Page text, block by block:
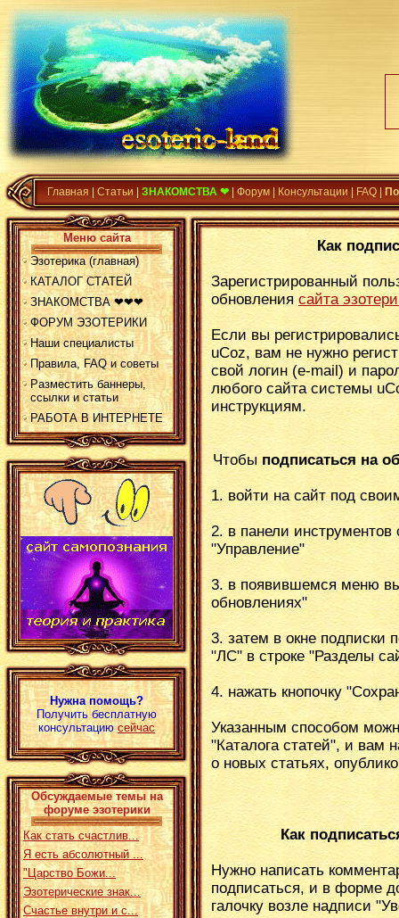
Главная Статьи ЗНАКОМСТВА ❤ Форум Консультации FAQ
Меню сайта
Эзотерика (главная)
КАТАЛОГ СТАТЕЙ
ЗНАКОМСТВА ❤❤❤
ФОРУМ ЭЗОТЕРИКИ
Наши специалисты
Правила, FAQ и советы
Разместить баннеры,
ссылки и статьи
РАБОТА В ИНТЕРНЕТЕ
Нужна помощь?
Получить бесплатную
консультациюсейчас
Обсуждаемые темы на
форуме эзотерики
Как стать счастлив...
Я есть абсолютный ...
"Царство Божи...
Эзотерические знак...
Счастье внутри и с...
Как
Зарегистрированный
обновления сайта
Если вы
uCoz, вам не нужно
свой логин (e-mail) и
любого сайта системы
инструкциям.
Чтобы подписаться на
1. войти на сайт под
2. в панели инструментов
"Управление"
3. в появившемся меню
обновлениях"
3. затем в окне подписки
"ЛС" в строке "Разделы
4. нажать кнопочку
Указанным способом
"Каталога статей", и вам
о новых статьях,
Как
Нужно написать
подписаться, и в форме
галочку возле надписи